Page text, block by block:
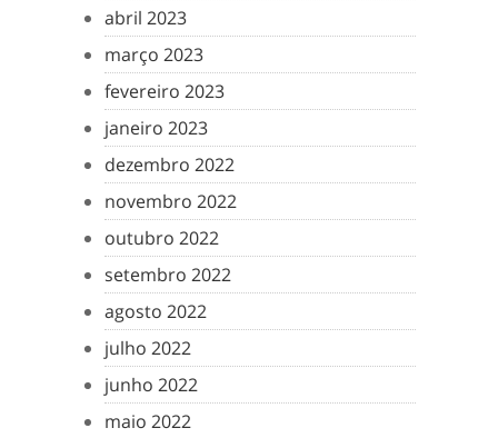
abril 2023
março 2023
fevereiro 2023
janeiro 2023
dezembro 2022
novembro 2022
outubro 2022
setembro 2022
agosto 2022
julho 2022
junho 2022
maio 2022